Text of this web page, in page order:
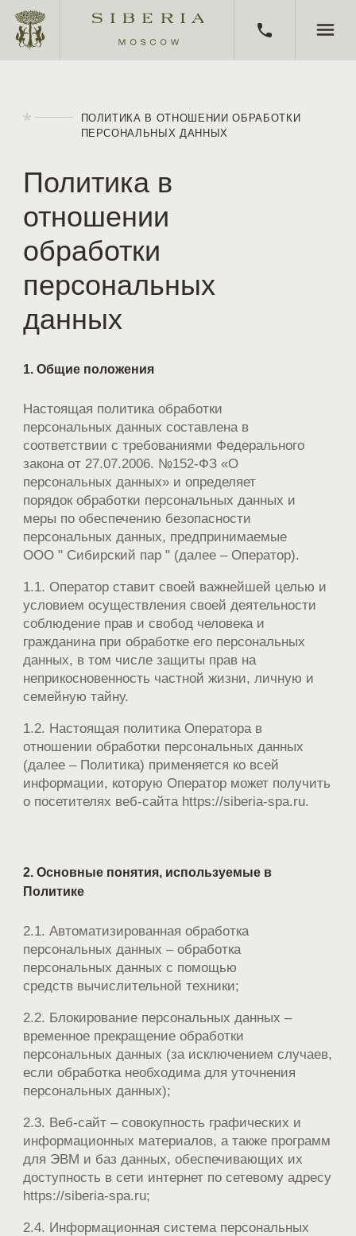
HOME
CORPORATE EVENTS
KITCHEN
ABOUT SIBERIA
CERTIFICATES
BATH CLUB
BLOG
CONTACTS
ПОЛИТИКА В ОТНОШЕНИИ ОБРАБОТКИ
ПЕРСОНАЛЬНЫХ ДАННЫХ
Политика в
отношении
обработки
персональных
данных
1. Общие положения
Настоящая политика обработки
персональных данных составлена в
соответствии с требованиями Федерального
закона от 27.07.2006. №152-ФЗ «О
персональных данных» и определяет
порядок обработки персональных данных и
меры по обеспечению безопасности
персональных данных, предпринимаемые
ООО " Сибирский пар " (далее – Оператор).
1.1. Оператор ставит своей важнейшей целью и
условием осуществления своей деятельности
соблюдение прав и свобод человека и
гражданина при обработке его персональных
данных, в том числе защиты прав на
неприкосновенность частной жизни, личную и
семейную тайну.
1.2. Настоящая политика Оператора в
отношении обработки персональных данных
(далее – Политика) применяется ко всей
информации, которую Оператор может получить
о посетителях веб-сайта https://siberia-spa.ru.
2. Основные понятия, используемые в
Политике
2.1. Автоматизированная обработка
персональных данных – обработка
персональных данных с помощью
средств вычислительной техники;
2.2. Блокирование персональных данных –
временное прекращение обработки
персональных данных (за исключением случаев,
если обработка необходима для уточнения
персональных данных);
2.3. Веб-сайт – совокупность графических и
информационных материалов, а также программ
для ЭВМ и баз данных, обеспечивающих их
доступность в сети интернет по сетевому адресу
https://siberia-spa.ru;
2.4. Информационная система персональных